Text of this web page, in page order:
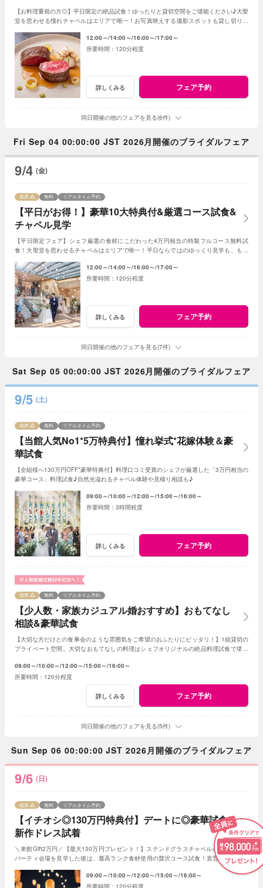
【お料理重視の方◎】平日限定の絶品試食！ゆったりと貸切空間をご堪能ください♪大聖
堂を思わせる憧れチャペルはエリアで唯一！お写真映えする撮影スポットも貸し切り！
12:00～ 14:00～ 16:00～ 17:00～
120分程度
詳しくみる フェア予約
同日開催の他のフェアを見る(6件)
Fri Sep 04 00:00:00 JST 2026月開催のブライダルフェア
9/4 (金)
【平日がお得！】豪華10大特典付&厳選コース試食&
チャペル見学
残席 無料 リアルタイム予約
【平日限定フェア】シェフ厳選の食材にこだわった4万円相当の特製フルコース無料試
食！大聖堂を思わせるチャペルはエリアで唯一！平日ならではのゆっくり見学も、もち
12:00～ 14:00～ 16:00～ 17:00～
120分程度
詳しくみる フェア予約
同日開催の他のフェアを見る(7件)
Sat Sep 05 00:00:00 JST 2026月開催のブライダルフェア
9/5 (土)
【当館人気No1*5万特典付】憧れ挙式*花嫁体験＆豪
華試食
残席 無料 リアルタイム予約
【全組様へ130万円OFF*豪華特典付】料理口コミ受賞のシェフが厳選した「3万円相当の
豪華コース」料理試食♪自然光溢れるチャペル体験や見積り相談も♪
09:00～ 10:00～ 12:00～ 15:00～ 16:00～
3時間程度
詳しくみる フェア予約
【少人数・家族カジュアル婚おすすめ】おもてなし
相談&豪華試食
残席 無料 リアルタイム予約
【大切な方だけとの食事会のような雰囲気をご希望のおふたりにピッタリ！】1組貸切の
プライベート空間。大切なおもてなしの料理はシェフオリジナルの絶品料理試食で堪能
09:00～ 10:00～ 12:00～ 15:00～ 16:00～
120分程度
詳しくみる フェア予約
同日開催の他のフェアを見る(5件)
Sun Sep 06 00:00:00 JST 2026月開催のブライダルフェア
9/6 (日)
【イチオシ◎130万円特典付】デートに◎豪華試食*
新作ドレス試着
残席 無料 リアルタイム予約
＼来館Gift2万円／【最大130万円プレゼント！】ステンドグラスチャペルの入場体験や
パーティ会場を見学した後は、最高ランク食材使用の贅沢コース試食！直営ドレスサロ
09:00～ 10:00～ 12:00～ 15:00～ 16:00～
120分程度